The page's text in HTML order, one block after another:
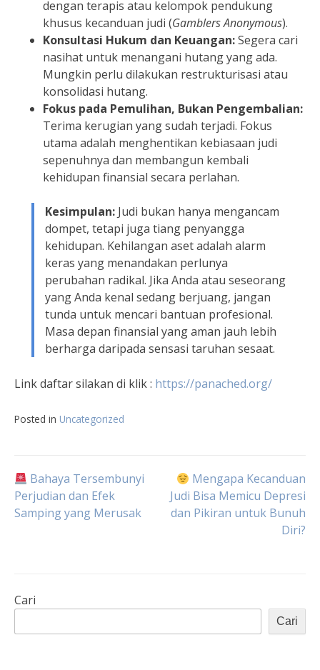
dengan terapis atau kelompok pendukung
khusus kecanduan judi (Gamblers Anonymous).
Konsultasi Hukum dan Keuangan:Segera cari
nasihat untuk menangani hutang yang ada.
Mungkin perlu dilakukan restrukturisasi atau
konsolidasi hutang.
Fokus pada Pemulihan, Bukan Pengembalian:
Terima kerugian yang sudah terjadi. Fokus
utama adalah menghentikan kebiasaan judi
sepenuhnya dan membangun kembali
kehidupan finansial secara perlahan.
Kesimpulan: Judi bukan hanya mengancam
dompet, tetapi juga tiang penyangga
kehidupan. Kehilangan aset adalah alarm
keras yang menandakan perlunya
perubahan radikal. Jika Anda atau seseorang
yang Anda kenal sedang berjuang, jangan
tunda untuk mencari bantuan profesional.
Masa depan finansial yang aman jauh lebih
berharga daripada sensasi taruhan sesaat.
Link daftar silakan di klik : https://panached.org/
Posted in Uncategorized
Navigasi
pos
Bahaya Tersembunyi
Perjudian dan Efek
Samping yang Merusak
Mengapa Kecanduan
Judi Bisa Memicu Depresi
dan Pikiran untuk Bunuh
Diri?
Cari
Cari